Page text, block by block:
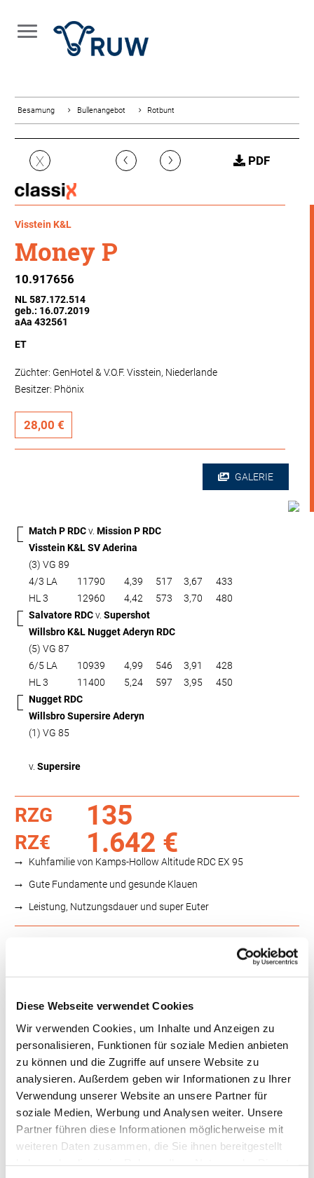
Diese Webseite verwendet Cookies
Wir verwenden Cookies, um Inhalte und Anzeigen zu
personalisieren, Funktionen für soziale Medien anbieten
zu können und die Zugriffe auf unsere Website zu
analysieren. Außerdem geben wir Informationen zu Ihrer
Verwendung unserer Website an unsere Partner für
soziale Medien, Werbung und Analysen weiter. Unsere
Partner führen diese Informationen möglicherweise mit
weiteren Daten zusammen, die Sie ihnen bereitgestellt
Besamung Bullenangebot Rotbunt
X ‹ › PDF
Visstein K&L
Money P
10.917656
NL 587.172.514
geb.: 16.07.2019
aAa 432561
ET
Züchter: GenHotel & V.O.F. Visstein, Niederlande
Besitzer: Phönix
28,00 €
GALERIE
Match P RDCv. Mission P RDC
Visstein K&L SV Aderina
(3) VG 89
4/3 LA
11790 4,39 517 3,67
433
HL 3
12960 4,42 573 3,70
480
Salvatore RDCv. Supershot
Willsbro K&L Nugget Aderyn RDC
(5) VG 87
6/5 LA
10939 4,99 546 3,91
428
HL 3
11400 5,24 597 3,95
450
Nugget RDC
Willsbro Supersire Aderyn
(1) VG 85
v. Supersire
RZG 135
RZ€ 1.642 €
Kuhfamilie von Kamps-Hollow Altitude RDC EX 95
Gute Fundamente und gesunde Klauen
Leistung, Nutzungsdauer und super Euter
88 100 112 124
RZS
RZR
RZKd
107
RZKm
RZÖko
126
Gesundheit
88 100 112 124
RZGesund
112
RZEuterfit
RZKlaue
120